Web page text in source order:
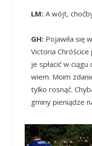
LM:A wójt,
GH:Pojawiła się
Victoria Chróścice
je spłacić w
wiem. Moim
tylko rosnąć.
gminy pieniądze